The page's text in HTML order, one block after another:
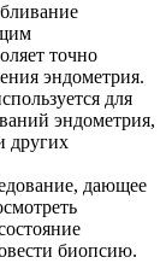
точно
эндометрия.
для
эндометрия,
других
дающее
биопсию.